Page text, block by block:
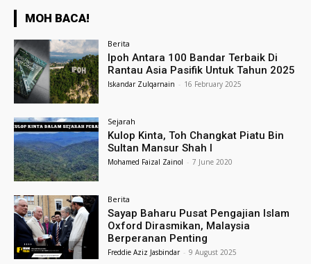
MOH BACA!
Berita
Ipoh Antara 100 Bandar Terbaik Di
Rantau Asia Pasifik Untuk Tahun 2025
Iskandar Zulqarnain - 16 February 2025
Sejarah
Kulop Kinta, Toh Changkat Piatu Bin
Sultan Mansur Shah I
Mohamed Faizal Zainol - 7 June 2020
Berita
Sayap Baharu Pusat Pengajian Islam
Oxford Dirasmikan, Malaysia
Berperanan Penting
Freddie Aziz Jasbindar - 9 August 2025